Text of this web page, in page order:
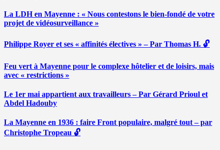
La LDH en Mayenne : « Nous contestons le bien-fondé de votre
projet de vidéosurveillance »
Philippe Royer et ses « affinités électives » – Par Thomas H. 🔓
Feu vert à Mayenne pour le complexe hôtelier et de loisirs, mais
avec « restrictions »
Le 1er mai appartient aux travailleurs – Par Gérard Prioul et
Abdel Hadouby
La Mayenne en 1936 : faire Front populaire, malgré tout – par
Christophe Tropeau 🔓